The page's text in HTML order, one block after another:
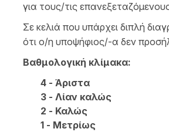
για τους/τις
Σε κελιά που υπάρχει διπλή
ότι ο/η υποψήφιος/-α δεν
Βαθμολογική κλίμακα:
4 - Άριστα
3 - Λίαν καλώς
2 - Καλώς
1 - Μετρίως